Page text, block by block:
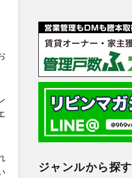
ジャンルから探す